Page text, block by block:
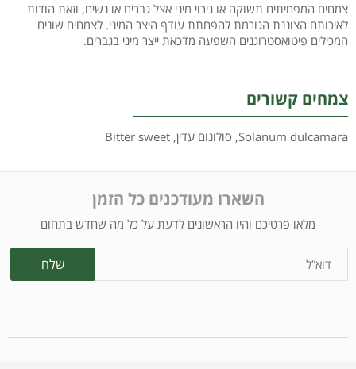
צמחים המפחיתים תשוקה או גירוי מיני אצל גברים או נשים, וזאת הודות
לאיכותם הצוננת הגורמת להפחתת עודף היצר המיני. לצמחים שונים
המכילים פיטואסטרוגנים השפעה מדכאת ייצר מיני בגברים.
צמחים קשורים
Solanum dulcamara
, סולונום עדין,
Bitter sweet
השארו מעודכנים כל הזמן
מלאו פרטיכם והיו הראשונים לדעת על כל מה שחדש בתחום